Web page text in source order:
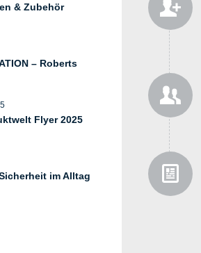
& Zubehör
– Roberts
Flyer 2025
im Alltag